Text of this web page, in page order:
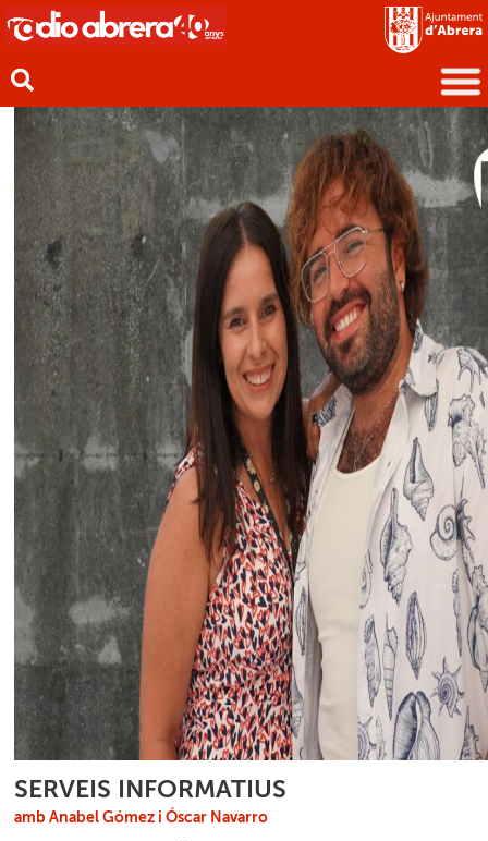
SERVEIS INFORMATIUS
amb Anabel Gómez i Óscar Navarro